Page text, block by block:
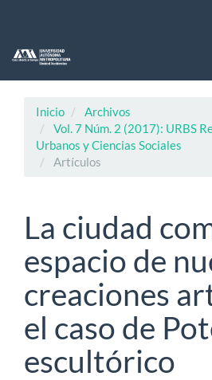
principal
Inicio
Archivos
Vol. 7 Núm. 2 (2017): URBS
Urbanos y Ciencias Sociales
Artículos
La ciudad
espacio de
creaciones
el caso de
escultórico